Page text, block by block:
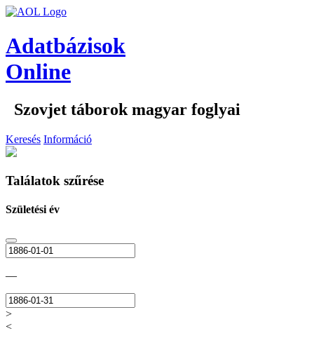
Adatbázisok
Online
Szovjet táborok magyar foglyai
Keresés Információ
Találatok szűrése
Születési év
—
>
<